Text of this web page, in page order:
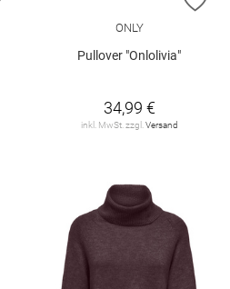
ONLY
Pullover "Onlolivia"
34,99 €
inkl. MwSt. zzgl. Versand